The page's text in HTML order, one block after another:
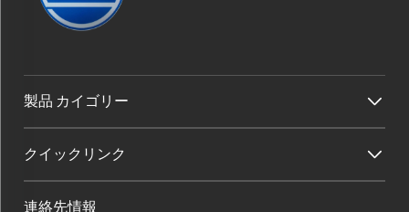
製品 カイゴリー
クイックリンク
連絡先情報